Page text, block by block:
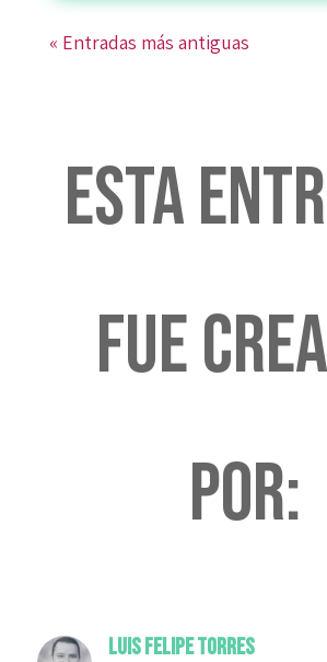
« Entradas más antiguas
Esta
fue
por:
Luis Felipe Torres